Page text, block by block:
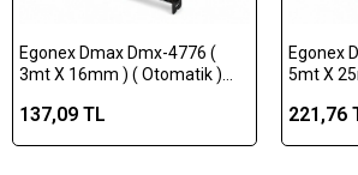
Egonex Dmax Dmx-4776 (
3mt X 16mm ) ( Otomatik )
)*12x12
137,09 TL
Egonex
5mt X
)*12x8
221,76